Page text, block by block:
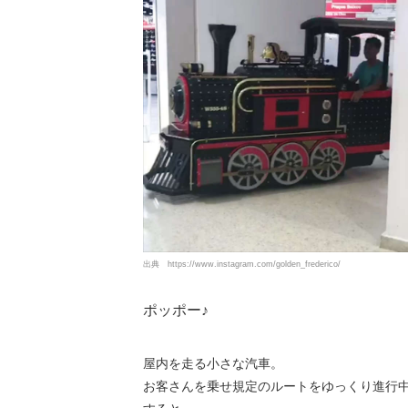
出典 https://www.instagram.com/golden_frederico/
ポッポー♪
屋内を走る小さな汽車。
お客さんを乗せ規定のルートをゆっくり進行